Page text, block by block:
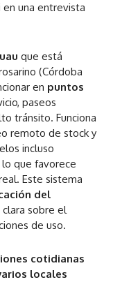
en una entrevista
que está
(Córdoba
en puntos
paseos
tránsito. Funciona
remoto de stock y
incluso
que favorece
Este sistema
del
clara sobre el
de uso.
cotidianas
locales